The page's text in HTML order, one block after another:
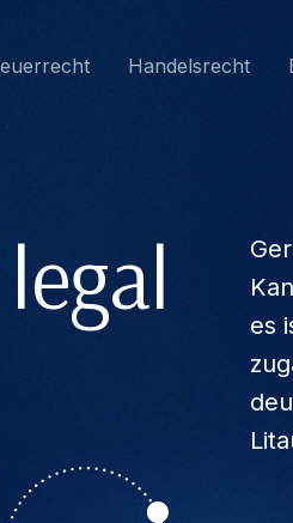
Handelsrecht
es